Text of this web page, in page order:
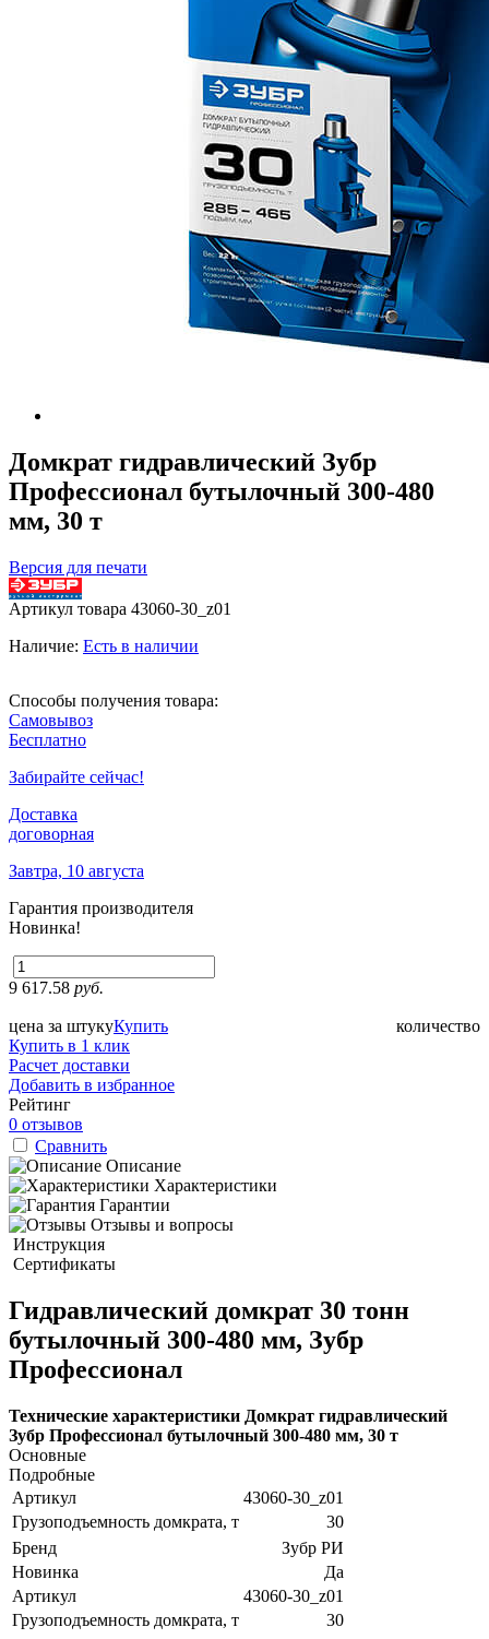
Домкрат гидравлический Зубр
Профессионал бутылочный 300-480
мм, 30 т
Версия для печати
Артикул товара 43060-30_z01
Наличие: Есть в наличии
Способы получения товара:
Самовывоз
Бесплатно
Забирайте сейчас!
Доставка
договорная
Завтра, 10 августа
Гарантия производителя
Новинка!
9 617.58 руб.
цена за штуку количество
Купить
Купить в 1 клик
Расчет доставки
Добавить в избранное
Рейтинг
0 отзывов
Сравнить
Описание
Характеристики
Гарантии
Отзывы и вопросы
Инструкция
Сертификаты
Гидравлический домкрат 30 тонн
бутылочный 300-480 мм, Зубр
Профессионал
Технические характеристики Домкрат гидравлический
Зубр Профессионал бутылочный 300-480 мм, 30 т
Основные
Подробные
Артикул
43060-30_z01
Грузоподъемность домкрата, т
30
Бренд
Зубр РИ
Новинка
Да
Артикул
43060-30_z01
Грузоподъемность домкрата, т
30